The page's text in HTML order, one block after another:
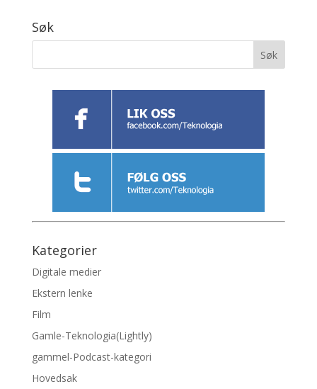
Søk
Kategorier
Digitale medier
Ekstern lenke
Film
Gamle-Teknologia(Lightly)
gammel-Podcast-kategori
Hovedsak